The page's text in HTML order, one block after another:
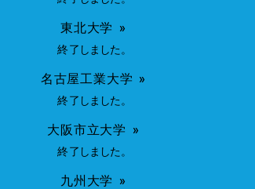
東北大学
終了 し ま した。
名古屋工業大学
終了 し ま した。
大阪市立大学
終了 し ま した。
九州大学